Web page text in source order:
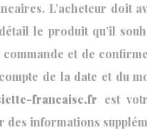
L’acheteur doit
le produit qu’il
et de
de la date et du
francaise.fr est
des informations